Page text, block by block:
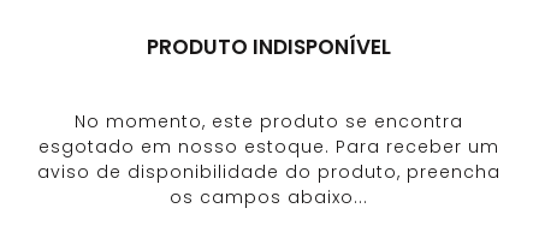
PRODUTO INDISPONÍVEL